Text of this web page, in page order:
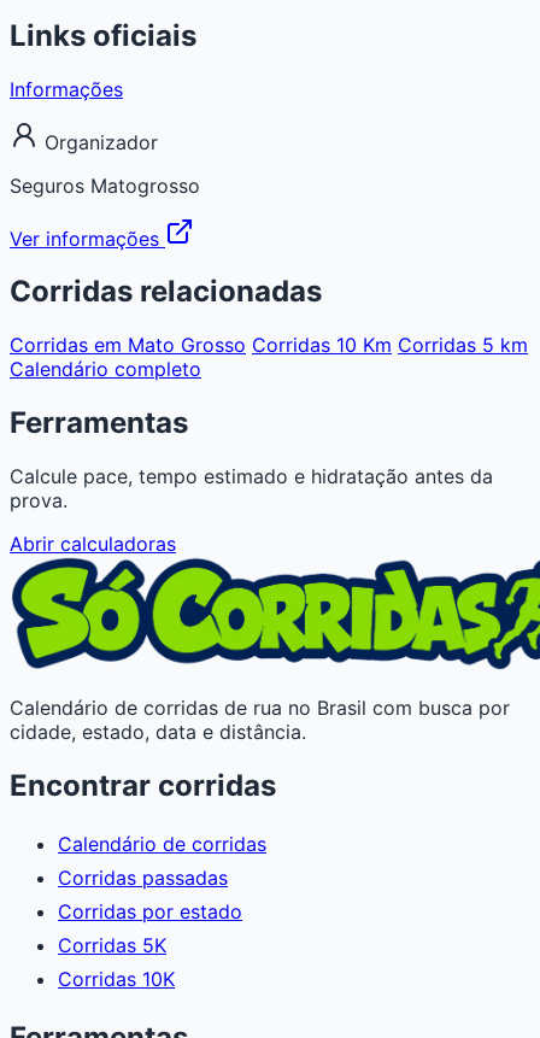
Links oficiais
Informações
Organizador
Seguros Matogrosso
Ver informações
Corridas relacionadas
Corridas em Mato Grosso Corridas 10 Km Corridas 5 km
Calendário completo
Ferramentas
Calcule pace, tempo estimado e hidratação antes da
prova.
Abrir calculadoras
Calendário de corridas de rua no Brasil com busca por
cidade, estado, data e distância.
Encontrar corridas
Calendário de corridas
Corridas passadas
Corridas por estado
Corridas 5K
Corridas 10K